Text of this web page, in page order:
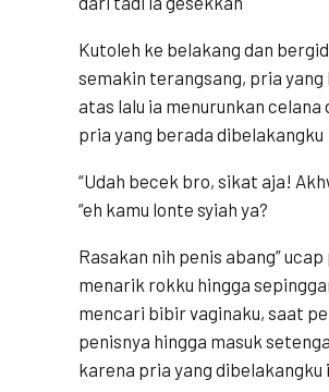
Kutoleh ke belakang dan
semakin terangsang, pria
atas lalu ia menurunkan
pria yang berada dibelakangku
“Udah becek bro, sikat aja!
“eh kamu lonte syiah ya?
Rasakan nih penis abang”
menarik rokku hingga
mencari bibir vaginaku, saat
penisnya hingga masuk
karena pria yang dibelakangku